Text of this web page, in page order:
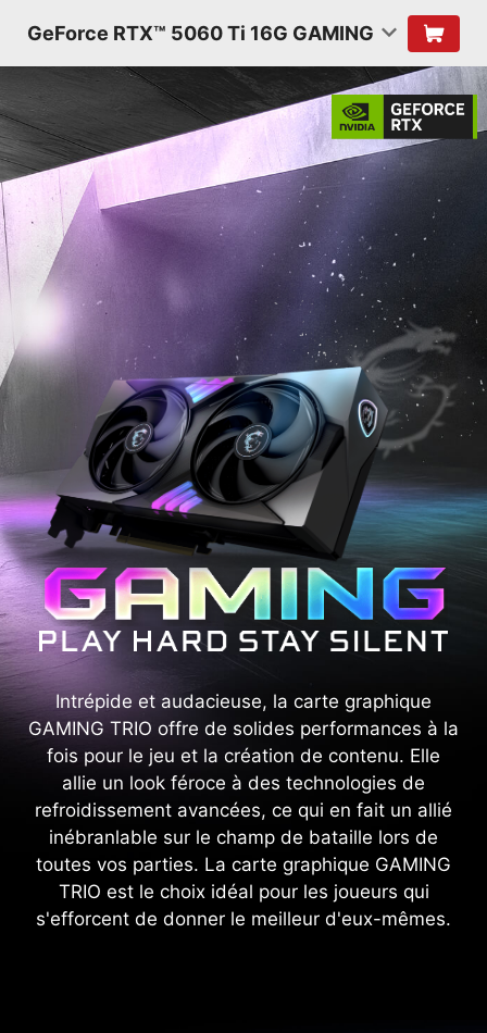
GeForce RTX™ 5060 Ti 16G GAMING
Intrépide et audacieuse, la carte graphique
GAMING TRIO offre de solides performances à la
fois pour le jeu et la création de contenu. Elle
allie un look féroce à des technologies de
refroidissement avancées, ce qui en fait un allié
inébranlable sur le champ de bataille lors de
toutes vos parties. La carte graphique GAMING
TRIO est le choix idéal pour les joueurs qui
s'efforcent de donner le meilleur d'eux-mêmes.